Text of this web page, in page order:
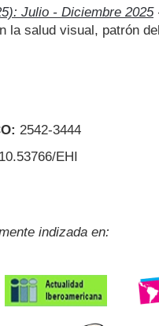
Julio - Diciembre 2025
la salud visual, patrón
2542-3444
EHI
indizada en: